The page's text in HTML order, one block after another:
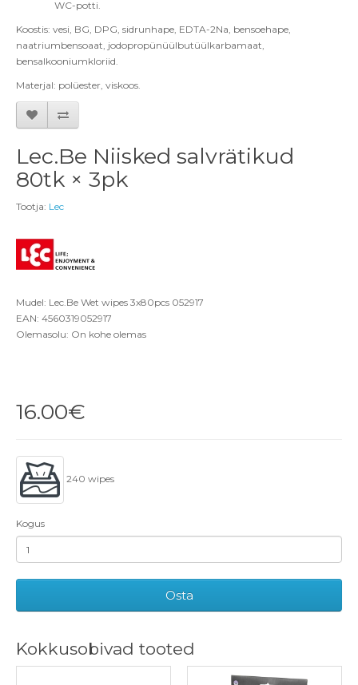
WC-potti.
Koostis: vesi, BG, DPG, sidrunhape, EDTA-2Na, bensoehape,
naatriumbensoaat, jodopropünüülbutüülkarbamaat,
bensalkooniumkloriid.
Materjal: polüester, viskoos.
Lec.Be Niisked salvrätikud
80tk × 3pk
Tootja: Lec
Mudel: Lec.Be Wet wipes 3x80pcs 052917
EAN: 4560319052917
Olemasolu: On kohe olemas
16.00€
240 wipes
Kogus
Osta
Kokkusobivad tooted